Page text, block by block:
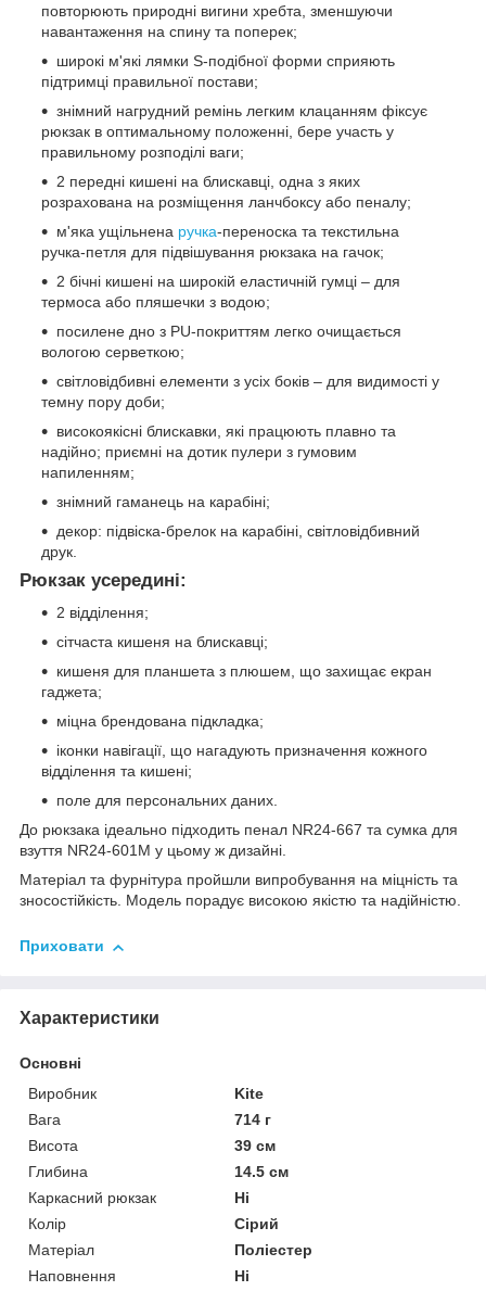
повторюють природні вигини хребта, зменшуючи
навантаження на спину та поперек;
широкі м'які лямки S-подібної форми сприяють
підтримці правильної постави;
знімний нагрудний ремінь легким клацанням фіксує
рюкзак в оптимальному положенні, бере участь у
правильному розподілі ваги;
2 передні кишені на блискавці, одна з яких
розрахована на розміщення ланчбоксу або пеналу;
м'яка ущільнена ручка-переноска та текстильна
ручка-петля для підвішування рюкзака на гачок;
2 бічні кишені на широкій еластичній гумці – для
термоса або пляшечки з водою;
посилене дно з PU-покриттям легко очищається
вологою серветкою;
світловідбивні елементи з усіх боків – для видимості у
темну пору доби;
високоякісні блискавки, які працюють плавно та
надійно; приємні на дотик пулери з гумовим
напиленням;
знімний гаманець на карабіні;
декор: підвіска-брелок на карабіні, світловідбивний
друк.
Рюкзак усередині:
2 відділення;
сітчаста кишеня на блискавці;
кишеня для планшета з плюшем, що захищає екран
гаджета;
міцна брендована підкладка;
іконки навігації, що нагадують призначення кожного
відділення та кишені;
поле для персональних даних.
До рюкзака ідеально підходить пенал NR24-667 та сумка для
взуття NR24-601M у цьому ж дизайні.
Матеріал та фурнітура пройшли випробування на міцність та
зносостійкість. Модель порадує високою якістю та надійністю.
Приховати
Характеристики
Основні
Виробник
Kite
Вага
714 г
Висота
39 см
Глибина
14.5 см
Каркасний рюкзак
Ні
Колір
Сірий
Матеріал
Поліестер
Наповнення
Ні